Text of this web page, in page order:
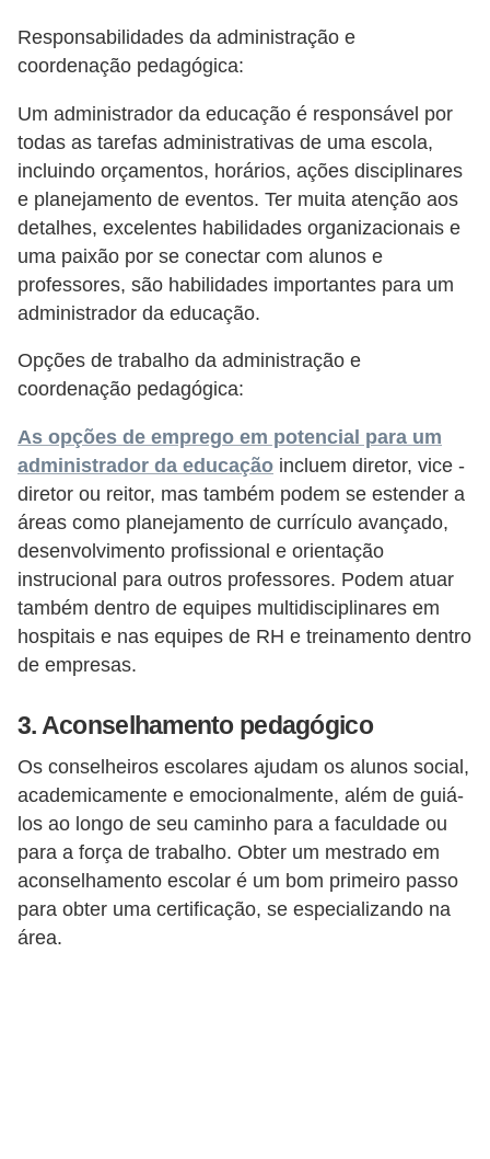
Responsabilidades da administração e
coordenação pedagógica:
Um administrador da educação é responsável por
todas as tarefas administrativas de uma escola,
incluindo orçamentos, horários, ações disciplinares
e planejamento de eventos. Ter muita atenção aos
detalhes, excelentes habilidades organizacionais e
uma paixão por se conectar com alunos e
professores, são habilidades importantes para um
administrador da educação.
Opções de trabalho da administração e
coordenação pedagógica:
As opções de emprego em potencial para um
administrador da educação incluem diretor, vice -
diretor ou reitor, mas também podem se estender a
áreas como planejamento de currículo avançado,
desenvolvimento profissional e orientação
instrucional para outros professores. Podem atuar
também dentro de equipes multidisciplinares em
hospitais e nas equipes de RH e treinamento dentro
de empresas.
3. Aconselhamento pedagógico
Os conselheiros escolares ajudam os alunos social,
academicamente e emocionalmente, além de guiá-
los ao longo de seu caminho para a faculdade ou
para a força de trabalho. Obter um mestrado em
aconselhamento escolar é um bom primeiro passo
para obter uma certificação, se especializando na
área.
r
o
s
H
m
a
n
s
e
l
ó
g
i
o
s
e
o
n
t
o
S